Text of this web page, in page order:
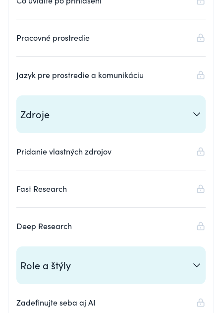
Pracovné prostredie
Jazyk pre prostredie a komunikáciu
Zdroje
Pridanie vlastných zdrojov
Fast Research
Deep Research
Role a štýly
Zadefinujte seba aj AI